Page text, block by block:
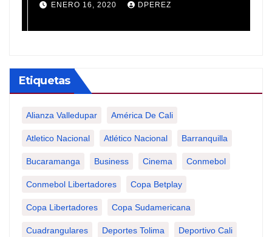
ENERO 16, 2020 DPEREZ
Etiquetas
Alianza Valledupar América De Cali
Atletico Nacional Atlético Nacional Barranquilla
Bucaramanga Business Cinema Conmebol
Conmebol Libertadores Copa Betplay
Copa Libertadores Copa Sudamericana
Cuadrangulares Deportes Tolima Deportivo Cali